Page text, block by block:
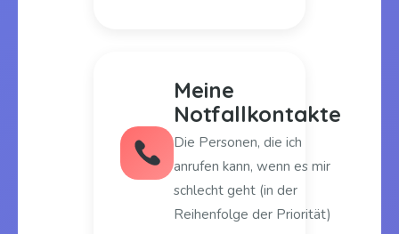
Meine
Notfallkontakte
Die Personen, die ich
anrufen kann, wenn es mir
schlecht geht (in der
Reihenfolge der Priorität)